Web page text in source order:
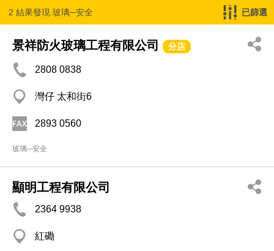
2 結果發現 玻璃─安全 已篩選
景祥防火玻璃工程有限公司 分店
2808 0838
灣仔 太和街6
2893 0560
玻璃─安全
顯明工程有限公司
2364 9938
紅磡